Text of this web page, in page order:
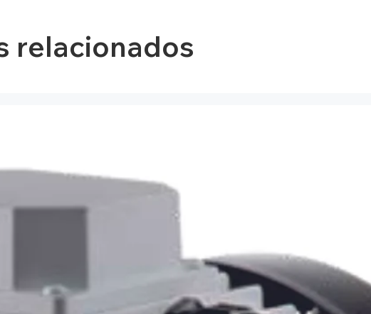
relacionados